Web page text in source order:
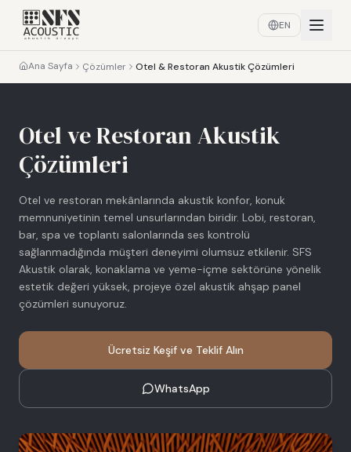
EN
Ana Sayfa Çözümler Otel & Restoran Akustik Çözümleri
Otel ve Restoran Akustik
Çözümleri
Otel ve restoran mekânlarında akustik konfor, konuk
memnuniyetinin temel unsurlarından biridir. Lobi, restoran,
bar, spa ve toplantı salonlarında ses kontrolü
sağlanmadığında müşteri deneyimi olumsuz etkilenir. SFS
Akustik olarak, konaklama ve yeme-içme sektörüne yönelik
estetik değeri yüksek, projeye özel akustik ahşap panel
çözümleri sunuyoruz.
Ücretsiz Keşif ve Teklif Alın
WhatsApp